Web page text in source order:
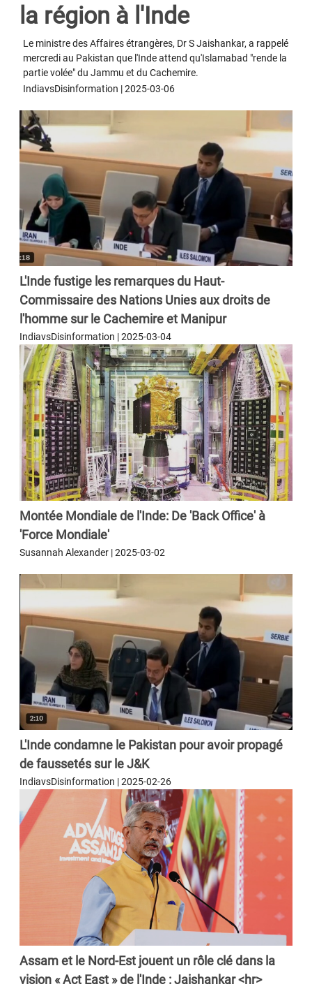
la région à l'Inde
Le ministre des Affaires étrangères, Dr S Jaishankar, a rappelé
mercredi au Pakistan que l'Inde attend qu'Islamabad "rende la
partie volée" du Jammu et du Cachemire.
IndiavsDisinformation | 2025-03-06
L'Inde fustige les remarques du Haut-
Commissaire des Nations Unies aux droits de
l'homme sur le Cachemire et Manipur
IndiavsDisinformation | 2025-03-04
Montée Mondiale de l'Inde: De 'Back Office' à
'Force Mondiale'
Susannah Alexander | 2025-03-02
L'Inde condamne le Pakistan pour avoir propagé
de faussetés sur le J&K
IndiavsDisinformation | 2025-02-26
Assam et le Nord-Est jouent un rôle clé dans la
vision « Act East » de l'Inde : Jaishankar <hr>